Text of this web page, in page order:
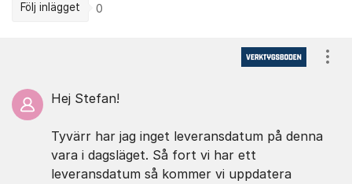
Följ inlägget 0
Hej Stefan!
Tyvärr har jag inget leveransdatum på denna
vara i dagsläget. Så fort vi har ett
leveransdatum så kommer vi uppdatera